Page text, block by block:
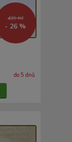
439 Kč
- 26 %
do 5 dnů